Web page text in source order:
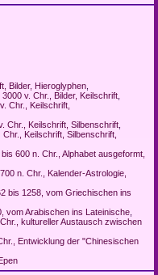
Bilder, Hieroglyphen,
v. Chr., Bilder, Keilschrift,
Chr., Keilschrift,
Chr., Keilschrift, Silbenschrift,
Keilschrift, Silbenschrift,
600 n. Chr., Alphabet ausgeformt,
n. Chr., Kalender-Astrologie,
bis 1258, vom Griechischen ins
vom Arabischen ins Lateinische,
kultureller Austausch zwischen
Entwicklung der "Chinesischen